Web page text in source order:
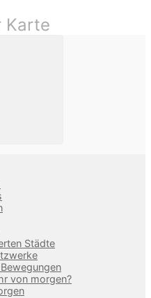
Karte
Städte
von morgen?